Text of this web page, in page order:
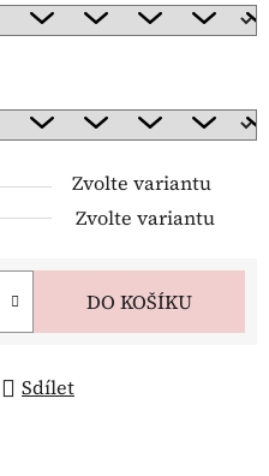
Zvolte variantu
Zvolte variantu
DO KOŠÍKU
Sdílet